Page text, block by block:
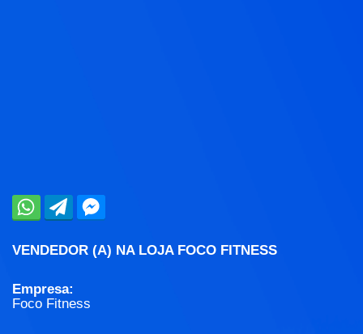
VENDEDOR (A) NA LOJA FOCO FITNESS
Empresa:
Foco Fitness